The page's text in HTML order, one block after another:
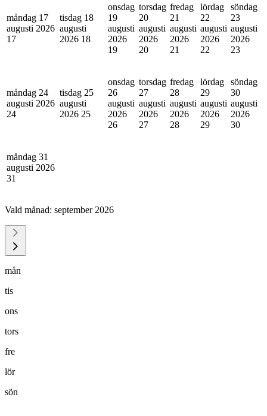
måndag 17
augusti 2026
17
tisdag 18
augusti
2026 18
onsdag
19
augusti
2026
19
torsdag
20
augusti
2026
20
fredag
21
augusti
2026
21
lördag
22
augusti
2026
22
söndag
23
augusti
2026
23
måndag 24
augusti 2026
24
tisdag 25
augusti
2026 25
onsdag
26
augusti
2026
26
torsdag
27
augusti
2026
27
fredag
28
augusti
2026
28
lördag
29
augusti
2026
29
söndag
30
augusti
2026
30
måndag 31
augusti 2026
31
Vald månad: september 2026
mån
tis
ons
tors
fre
lör
sön